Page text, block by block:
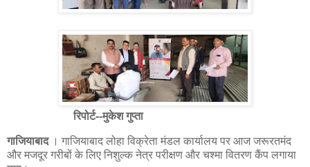
रिपोर्ट--मुकेश गुप्ता
गाजियाबाद। गाजियाबाद लोहा विक्रेता मंडल कार्यालय पर आज जरूरतमंद
और मजदूर गरीबों के लिए निशुल्क नेत्र परीक्षण और चश्मा वितरण कैंप लगाया